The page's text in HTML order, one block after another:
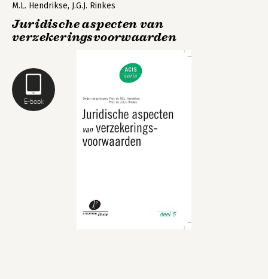
E-book
M.L. Hendrikse, J.G.J. Rinkes
Juridische aspecten van
verzekeringsvoorwaarden